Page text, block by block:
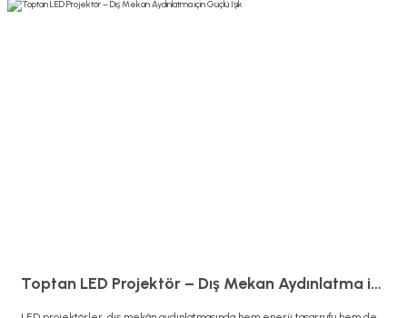
Toptan LED Projektör – Dış Mekan Aydınlatma için Güçlü Işık